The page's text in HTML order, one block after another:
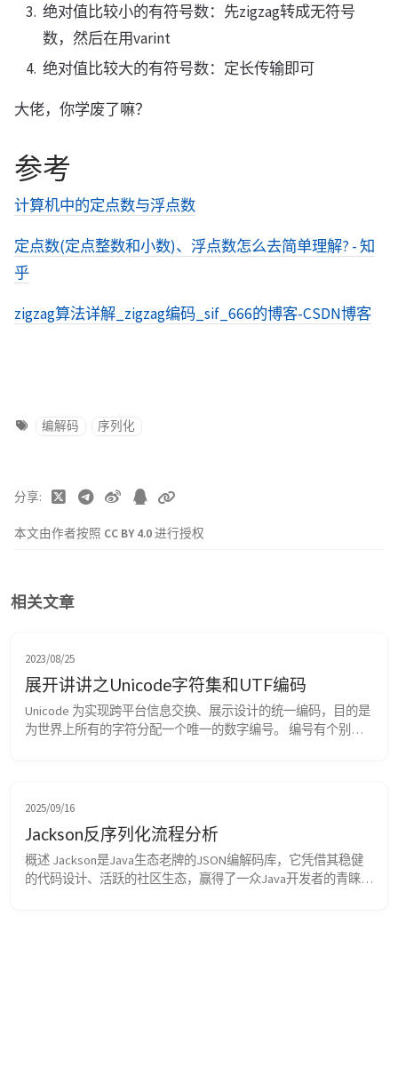
绝对值比较小的有符号数：先zigzag转成无符号
数，然后在用varint
绝对值比较大的有符号数：定长传输即可
大佬，你学废了嘛？
参考
计算机中的定点数与浮点数
定点数(定点整数和小数)、浮点数怎么去简单理解? - 知
乎
zigzag算法详解_zigzag编码_sif_666的博客-CSDN博客
编解码 序列化
本文由作者按照 CC BY 4.0进行授权
分享
相关文章
2023/08/25
展开讲讲之Unicode字符集和UTF编码
Unicode 为实现跨平台信息交换、展示设计的统一编码，目的是
为世界上所有的字符分配一个唯一的数字编号。 编号有个别名
定的字符都放在了0号平面(BMP)，编码为0-65535(两...
2025/09/16
Jackson反序列化流程分析
概述 Jackson是Java生态老牌的JSON编解码库，它凭借其稳健
的代码设计、活跃的社区生态，赢得了一众Java开发者的青睐，